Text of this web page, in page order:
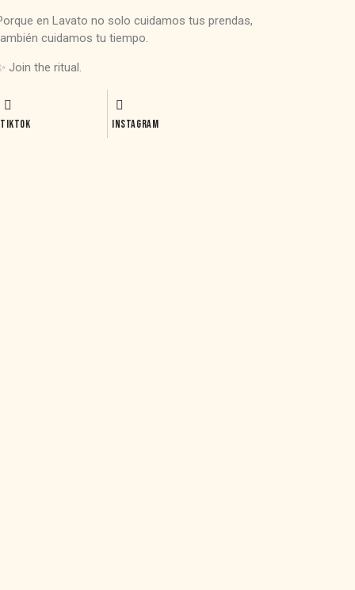
en Lavato no solo cuidamos tus prendas,
cuidamos tu tiempo.
Join the ritual.
TIKTOK INSTAGRAM